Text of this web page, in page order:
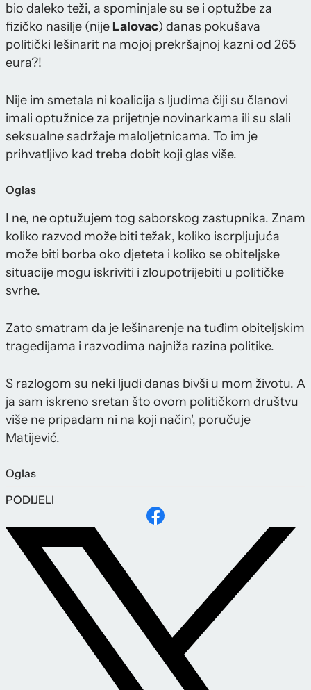
bio daleko teži, a spominjale su se i optužbe za
fizičko nasilje (nije Lalovac) danas pokušava
politički lešinarit na mojoj prekršajnoj kazni od 265
eura?!
Nije im smetala ni koalicija s ljudima čiji su članovi
imali optužnice za prijetnje novinarkama ili su slali
seksualne sadržaje maloljetnicama. To im je
prihvatljivo kad treba dobit koji glas više.
Oglas
I ne, ne optužujem tog saborskog zastupnika. Znam
koliko razvod može biti težak, koliko iscrpljujuća
može biti borba oko djeteta i koliko se obiteljske
situacije mogu iskriviti i zloupotrijebiti u političke
svrhe.
Zato smatram da je lešinarenje na tuđim obiteljskim
tragedijama i razvodima najniža razina politike.
S razlogom su neki ljudi danas bivši u mom životu. A
ja sam iskreno sretan što ovom političkom društvu
više ne pripadam ni na koji način', poručuje
Matijević.
Oglas
PODIJELI